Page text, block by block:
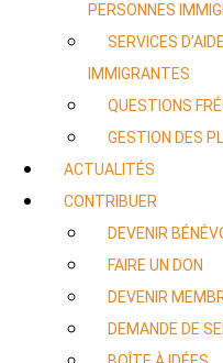
PERSONNES
SERVICES
IMMIGRANTES
QUESTIONS
GESTION DES
ACTUALITÉS
CONTRIBUER
DEVENIR
FAIRE UN DON
DEVENIR
DEMANDE DE